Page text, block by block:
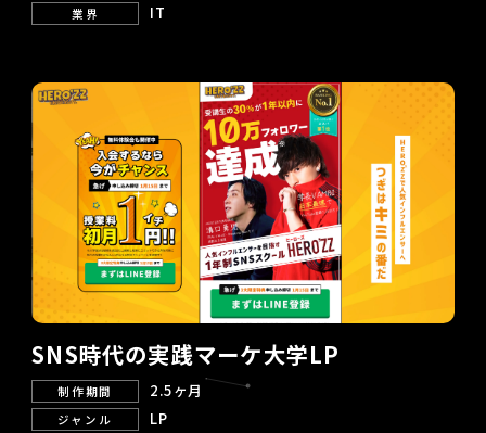
業界 IT
SNS時代の実践マーケ大学LP
制作期間 2.5ヶ月
ジャンル LP